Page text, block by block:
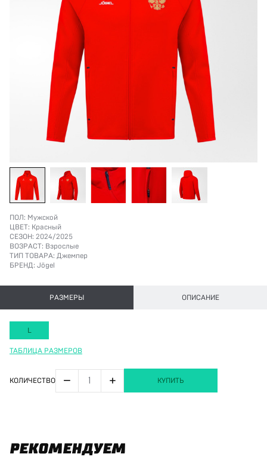
ПОЛ: Мужской
ЦВЕТ: Красный
СЕЗОН: 2024/2025
ВОЗРАСТ: Взрослые
ТИП ТОВАРА: Джемпер
БРЕНД: Jögel
РАЗМЕРЫ ОПИСАНИЕ
L
ТАБЛИЦА РАЗМЕРОВ
КОЛИЧЕСТВО − + КУПИТЬ
РЕКОМЕНДУЕМ